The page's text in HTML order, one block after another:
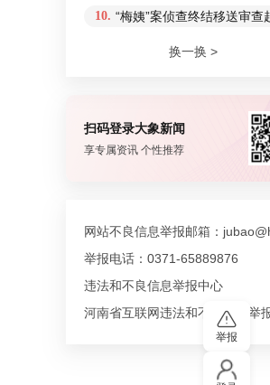
10. “梅姨”案侦查终结移送审
换一换 >
扫码登录大象新闻
享专属资讯 个性推荐
网站不良信息举报邮箱：
举报电话：0371-65889876
违法和不良信息举报中心
河南省互联网违法和不良信息举
举报